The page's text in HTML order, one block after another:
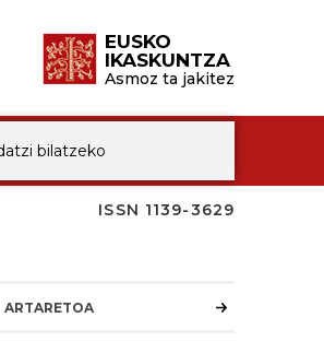
EUSKO
IKASKUNTZA
Asmoz ta jakitez
ISSN 1139-3629
ARTARETOA